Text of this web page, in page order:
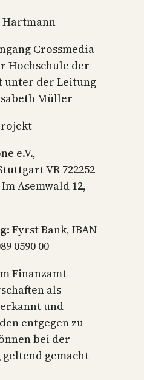
Hartmann
Crossmedia-
Hochschule der
unter der Leitung
Müller
e.V.,
VR 722252
Asemwald 12,
Fyrst Bank, IBAN
0590 00
Finanzamt
als
und
entgegen zu
bei der
gemacht